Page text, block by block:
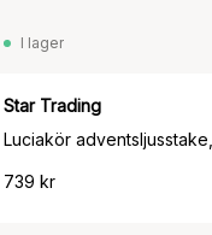
I lager
Star Trading
Luciakör
739 kr